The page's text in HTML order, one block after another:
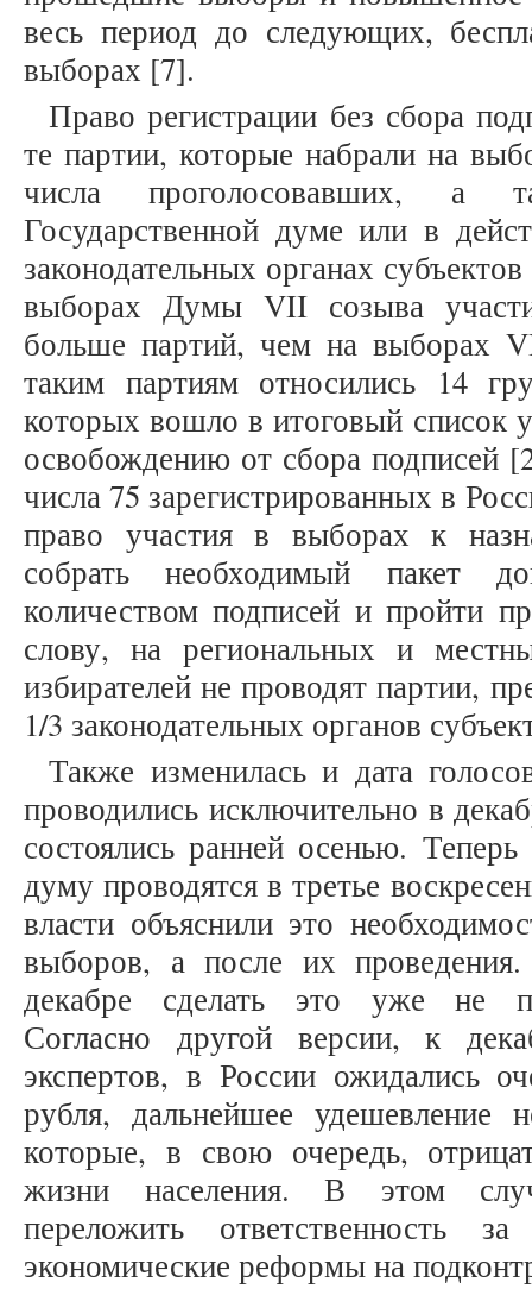
весь период до следующих,
выборах [7].
Право регистрации без сбора
те партии, которые набрали на
числа проголосовавших, а
Государственной думе или в
законодательных органах
выборах Думы VII созыва
больше партий, чем на выборах
таким партиям относились 14
которых вошло в итоговый список
освобождению от сбора подписей
числа 75 зарегистрированных в
право участия в выборах к
собрать необходимый пакет
количеством подписей и пройти
слову, на региональных и
избирателей не проводят партии,
1/3 законодательных органов
Также изменилась и дата
проводились исключительно в
состоялись ранней осенью.
думу проводятся в третье
власти объяснили это
выборов, а после их
декабре сделать это уже не
Согласно другой версии, к
экспертов, в России ожидались
рубля, дальнейшее удешевление
которые, в свою очередь,
жизни населения. В этом
переложить ответственность
экономические реформы на